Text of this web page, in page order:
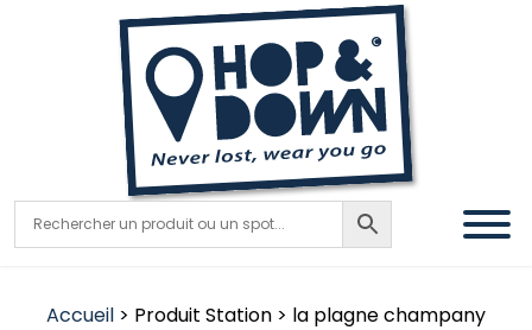
Accueil > Produit Station > la plagne champany